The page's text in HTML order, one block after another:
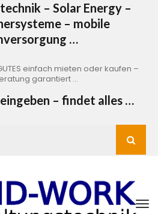
– Solar Energy –
– mobile
…
einfach mieten oder kaufen –
garantiert …
– findet alles …